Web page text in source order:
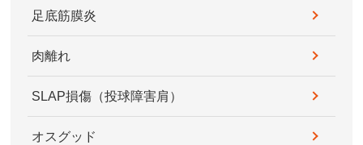
足底筋膜炎
肉離れ
SLAP損傷（投球障害肩）
オスグッド